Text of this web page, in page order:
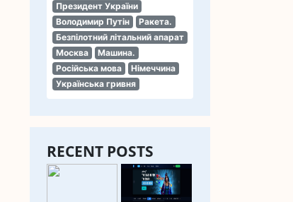
Президент України
Володимир Путін
Ракета.
Безпілотний літальний апарат
Москва
Машина.
Російська мова
Німеччина
Українська гривня
RECENT POSTS